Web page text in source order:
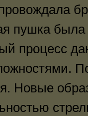
пушка была
процесс
Новые